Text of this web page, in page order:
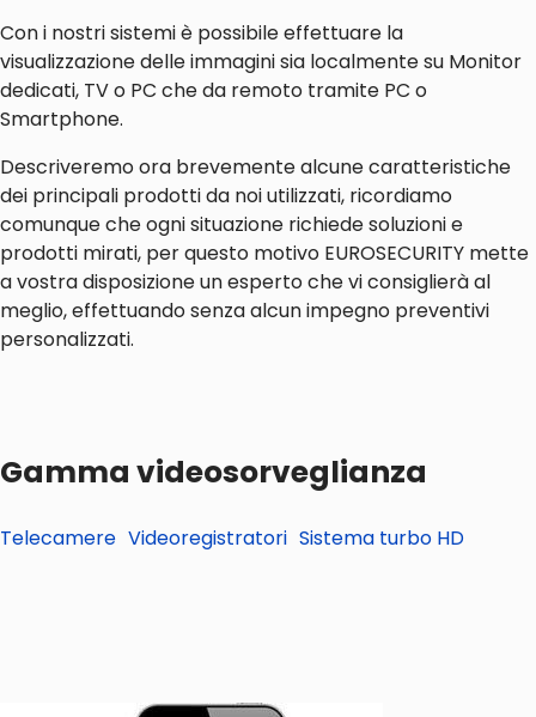
Con i nostri sistemi è possibile effettuare la
visualizzazione delle immagini sia localmente su Monitor
dedicati, TV o PC che da remoto tramite PC o
Smartphone.
Descriveremo ora brevemente alcune caratteristiche
dei principali prodotti da noi utilizzati, ricordiamo
comunque che ogni situazione richiede soluzioni e
prodotti mirati, per questo motivo EUROSECURITY mette
a vostra disposizione un esperto che vi consiglierà al
meglio, effettuando senza alcun impegno preventivi
personalizzati.
Gamma videosorveglianza
Telecamere Videoregistratori Sistema turbo HD